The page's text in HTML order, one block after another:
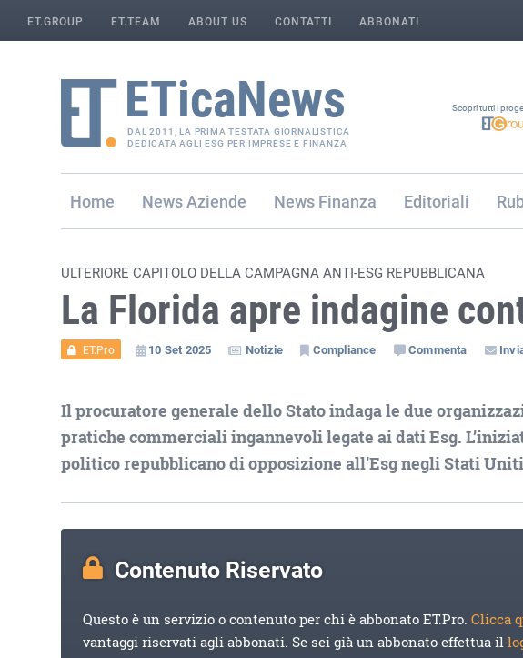
ET.GROUP ET.TEAM ABOUT US CONTATTI ABBONATI
DAL 2011, LA PRIMA TESTATA GIORNALISTICA
DEDICATA AGLI ESG PER IMPRESE E FINANZA
Scopri tutti i
Home Aziende Finanza Editoriali
ULTERIORE CAPITOLO DELLA CAMPAGNA ANTI-ESG REPUBBLICANA
La Florida apre indagine
ET.Pro 10 Set 2025 Notizie Compliance Commenta
Il procuratore generale dello Stato indaga le due
pratiche commerciali ingannevoli legate ai dati Esg.
politico repubblicano di opposizione all’Esg negli Stati Uniti
Contenuto Riservato
Questo è un servizio o contenuto per chi è abbonato ET.Pro.Clicca
vantaggi riservati agli abbonati. Se sei già un abbonato effettua il